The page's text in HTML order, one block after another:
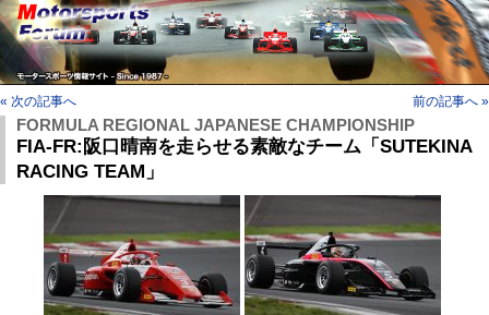
« 次の記事へ 前の記事へ »
FORMULA REGIONAL JAPANESE CHAMPIONSHIP
FIA-FR:阪口晴南を走らせる素敵なチーム「SUTEKINA
RACING TEAM」